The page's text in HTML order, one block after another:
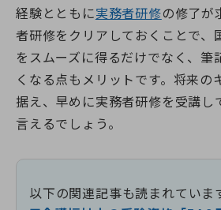
経験とともに実務者研修の修了が
者研修をクリアしておくことで、
をスムーズに得るだけでなく、筆
くなる点もメリットです。将来の
据え、早めに実務者研修を受講し
言えるでしょう。
以下の関連記事も読まれていま